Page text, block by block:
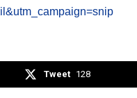
Tweet 128